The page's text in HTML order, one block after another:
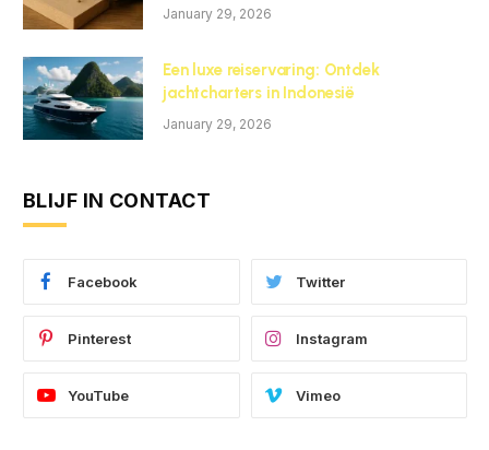
January 29, 2026
Een luxe reiservaring: Ontdek
jachtcharters in Indonesië
January 29, 2026
BLIJF IN CONTACT
Facebook Twitter
Pinterest Instagram
YouTube Vimeo